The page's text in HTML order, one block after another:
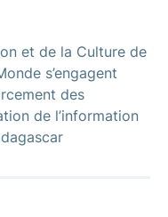
et de la Culture de
s’engagent
des
de l’information